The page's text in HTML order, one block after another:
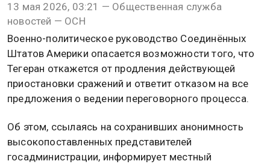
13 мая 2026, 03:21 — Общественная служба
новостей — ОСН
Военно-политическое руководство Соединённых
Штатов Америки опасается возможности того, что
Тегеран откажется от продления действующей
приостановки сражений и ответит отказом на все
предложения о ведении переговорного процесса.
Об этом, ссылаясь на сохранивших анонимность
высокопоставленных представителей
госадминистрации, информирует местный